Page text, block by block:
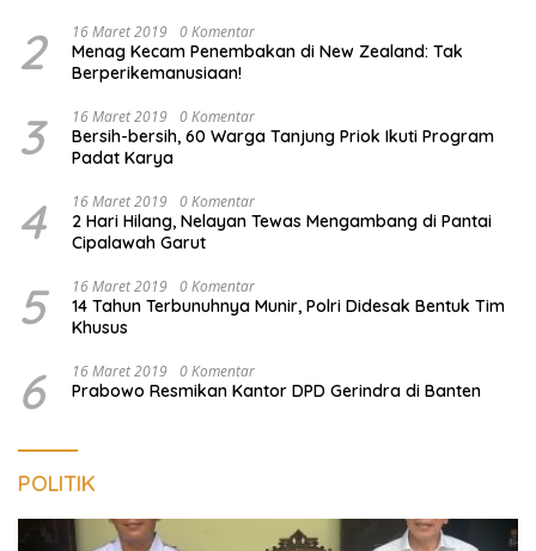
2 16 Maret 2019 0 Komentar
Menag Kecam Penembakan di New Zealand: Tak
Berperikemanusiaan!
3 16 Maret 2019 0 Komentar
Bersih-bersih, 60 Warga Tanjung Priok Ikuti Program
Padat Karya
4 16 Maret 2019 0 Komentar
2 Hari Hilang, Nelayan Tewas Mengambang di Pantai
Cipalawah Garut
5 16 Maret 2019 0 Komentar
14 Tahun Terbunuhnya Munir, Polri Didesak Bentuk Tim
Khusus
6 16 Maret 2019 0 Komentar
Prabowo Resmikan Kantor DPD Gerindra di Banten
POLITIK